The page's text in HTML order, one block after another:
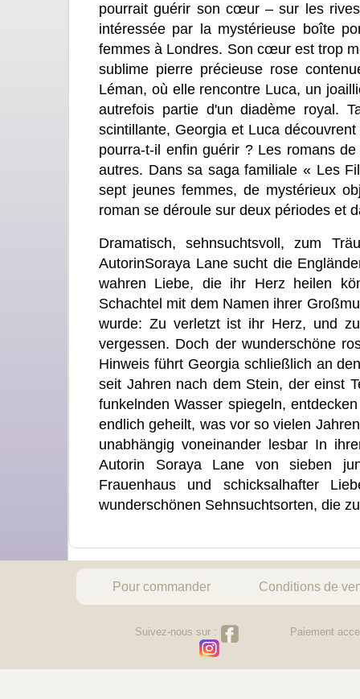
pourrait guérir son cœur – sur les
intéressée par la mystérieuse boîte
femmes à Londres. Son cœur est trop
sublime pierre précieuse rose
Léman, où elle rencontre Luca, un
autrefois partie d'un diadème royal.
scintillante, Georgia et Luca
pourra-t-il enfin guérir ? Les romans
autres. Dans sa saga familiale « Les
sept jeunes femmes, de mystérieux
roman se déroule sur deux périodes et
Dramatisch, sehnsuchtsvoll, zum
AutorinSoraya Lane sucht die
wahren Liebe, die ihr Herz heilen
Schachtel mit dem Namen ihrer
wurde: Zu verletzt ist ihr Herz, und
vergessen. Doch der wunderschöne
Hinweis führt Georgia schließlich an
seit Jahren nach dem Stein, der einst
funkelnden Wasser spiegeln,
endlich geheilt, was vor so vielen
unabhängig voneinander lesbar In
Autorin Soraya Lane von sieben
Frauenhaus und schicksalhafter
wunderschönen Sehnsuchtsorten, die
Pour commander Conditions de
Suivez-nous sur : Paiement